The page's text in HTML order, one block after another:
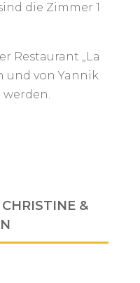
die Zimmer 1
Restaurant „La
und von Yannik
&